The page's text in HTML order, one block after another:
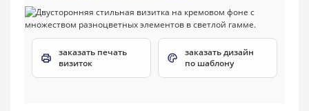
заказать печать
визиток
заказать дизайн
по шаблону